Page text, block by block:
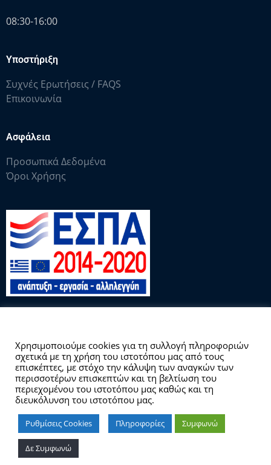
08:30-16:00
Υποστήριξη
Συχνές Ερωτήσεις / FAQS
Επικοινωνία
Ασφάλεια
Προσωπικά Δεδομένα
Όροι Χρήσης
Copyright © 2026 Γραφείο Διασύνδεσης
Χρησιμοποιούμε cookies για τη συλλογή πληροφοριών
σχετικά με τη χρήση του ιστοτόπου μας από τους
επισκέπτες, με στόχο την κάλυψη των αναγκών των
περισσοτέρων επισκεπτών και τη βελτίωση του
περιεχομένου του ιστοτόπου μας καθώς και τη
διευκόλυνση του ιστοτόπου μας.
Ρυθμίσεις Cookies Πληροφορίες Συμφωνώ
Δε Συμφωνώ